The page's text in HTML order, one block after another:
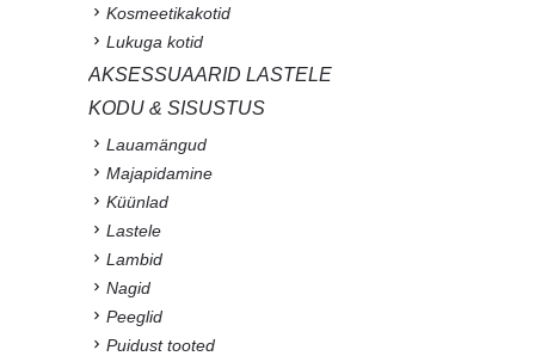
Kosmeetikakotid
Lukuga kotid
AKSESSUAARID LASTELE
KODU & SISUSTUS
Lauamängud
Majapidamine
Küünlad
Lastele
Lambid
Nagid
Peeglid
Puidust tooted